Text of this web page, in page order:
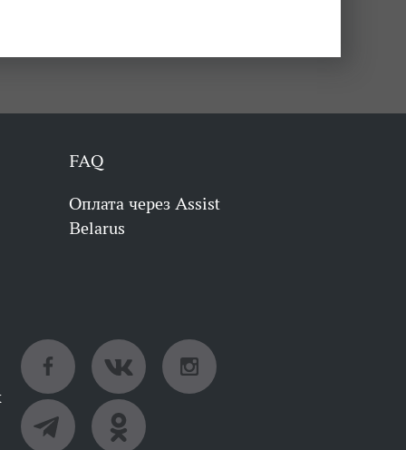
FAQ
Оплата через Assist
Belarus